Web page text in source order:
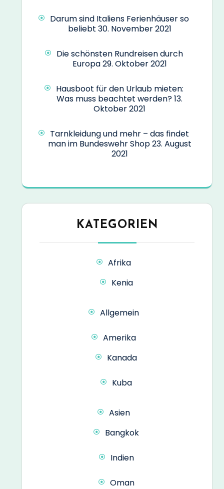
Darum sind Italiens Ferienhäuser so
beliebt 30. November 2021
Die schönsten Rundreisen durch
Europa29. Oktober 2021
Hausboot für den Urlaub mieten:
Was muss beachtet werden?13.
Oktober 2021
Tarnkleidung und mehr – das findet
man im Bundeswehr Shop23. August
2021
KATEGORIEN
Afrika
Kenia
Allgemein
Amerika
Kanada
Kuba
Asien
Bangkok
Indien
Oman